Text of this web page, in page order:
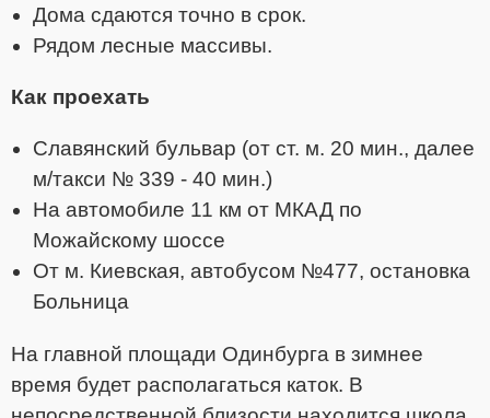
Дома сдаются точно в срок.
Рядом лесные массивы.
Как проехать
Славянский бульвар (от ст. м. 20 мин., далее
м/такси № 339 - 40 мин.)
На автомобиле 11 км от МКАД по
Можайскому шоссе
От м. Киевская, автобусом №477, остановка
Больница
На главной площади Одинбурга в зимнее
время будет располагаться каток. В